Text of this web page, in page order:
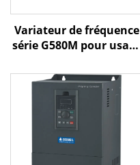
Variateur de fréquence
série G580M pour usage